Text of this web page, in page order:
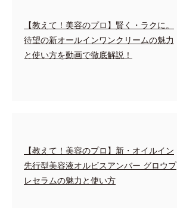
【教えて！美容のプロ】賢く・ラクに。
待望の新オールインワンクリームの魅力
と使い方を動画で徹底解説！
【教えて！美容のプロ】新・オイルイン
先行型美容液オルビスアンバー グロウプ
レセラムの魅力と使い方